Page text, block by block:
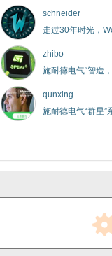
schneider
走过30年时光，
zhibo
施耐德电气“智造
qunxing
施耐德电气“群星”